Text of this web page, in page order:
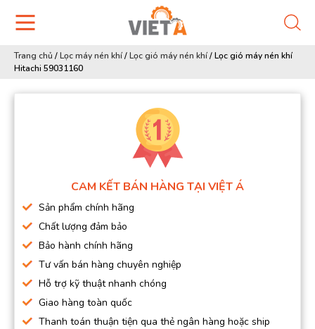
Trang chủ /Lọc máy nén khí/Lọc gió máy nén khí/Lọc gió máy nén khí
Hitachi 59031160
CAM KẾT BÁN HÀNG TẠI VIỆT Á
Sản phẩm chính hãng
Chất lượng đảm bảo
Bảo hành chính hãng
Tư vấn bán hàng chuyên nghiệp
Hỗ trợ kỹ thuật nhanh chóng
Giao hàng toàn quốc
Thanh toán thuận tiện qua thẻ ngân hàng hoặc ship